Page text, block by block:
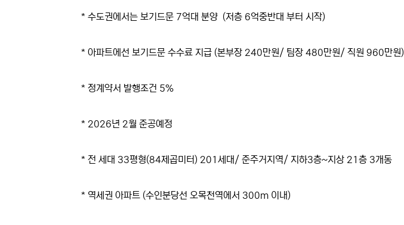
* 수도권에서는 보기드문 7억대 분양 (저층 6억중반대 부터 시작)
* 아파트에선 보기드문 수수료 지급 (본부장 240만원/ 팀장 480만원/ 직원 960만원)
* 정계약서 발행조건 5%
* 2026년 2월 준공예정
* 전 세대 33평형(84제곱미터) 201세대/ 준주거지역/ 지하3층~지상 21층 3개동
* 역세권 아파트 (수인분당선 오목천역에서 300m 이내)